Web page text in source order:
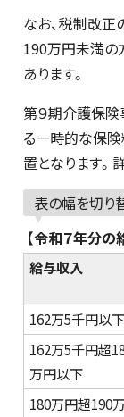
なお、税制改
190万円未満の
あります。
第９期介護保険
る一時的な保
置となります。
表の幅を切り
【令和７年分
給与収入
162万5千円以下
162万5千円超
万円以下
180万円超190